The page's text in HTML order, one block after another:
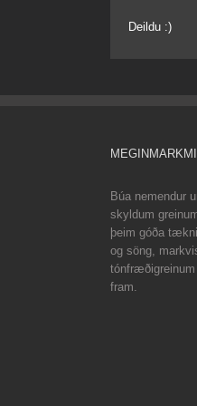
Deildu :)
Búa nemendur
skyldum
þeim góða
og söng,
fram.